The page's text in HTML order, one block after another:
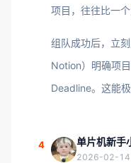
项目，往往比一
组队成功后，立
Notion）明确项
Deadline。这能
4 单片机新手
2026-02-14